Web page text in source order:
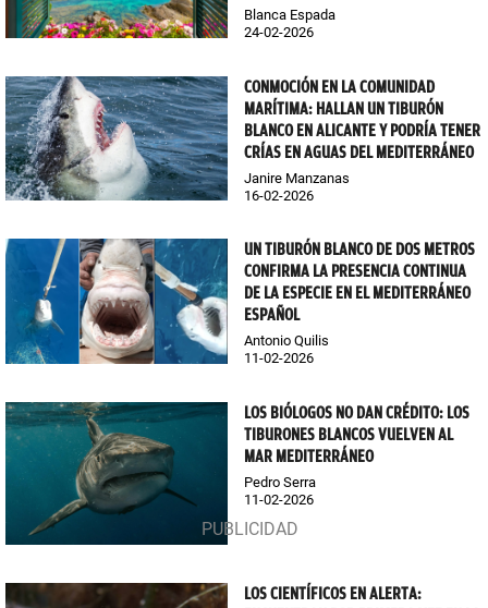
Blanca Espada
24-02-2026
CONMOCIÓN EN LA COMUNIDAD
MARÍTIMA: HALLAN UN TIBURÓN
BLANCO EN ALICANTE Y PODRÍA TENER
CRÍAS EN AGUAS DEL MEDITERRÁNEO
Janire Manzanas
16-02-2026
UN TIBURÓN BLANCO DE DOS METROS
CONFIRMA LA PRESENCIA CONTINUA
DE LA ESPECIE EN EL MEDITERRÁNEO
ESPAÑOL
Antonio Quilis
11-02-2026
LOS BIÓLOGOS NO DAN CRÉDITO: LOS
TIBURONES BLANCOS VUELVEN AL
MAR MEDITERRÁNEO
Pedro Serra
11-02-2026
LOS CIENTÍFICOS EN ALERTA: